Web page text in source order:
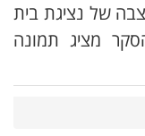
של נציגת בית
מציג תמונה